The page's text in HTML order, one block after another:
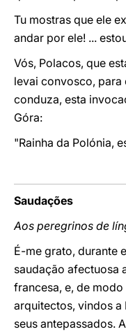
Tu mostras que ele
andar por ele! ...
Vós, Polacos, que
levai convosco, para
conduza, esta
Góra:
"Rainha da Polónia,
Saudações
Aos peregrinos de
É-me grato, durante
saudação afectuosa
francesa, e, de
arquitectos, vindos a
seus antepassados.